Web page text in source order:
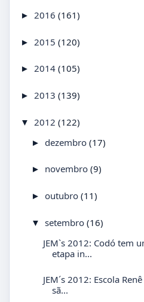
► 2016 (161)
► 2015 (120)
► 2014 (105)
► 2013 (139)
▼ 2012 (122)
► dezembro (17)
► novembro (9)
► outubro (11)
▼ setembro (16)
JEM`s 2012: Codó tem
etapa in...
JEM´s 2012: Escola
sã...